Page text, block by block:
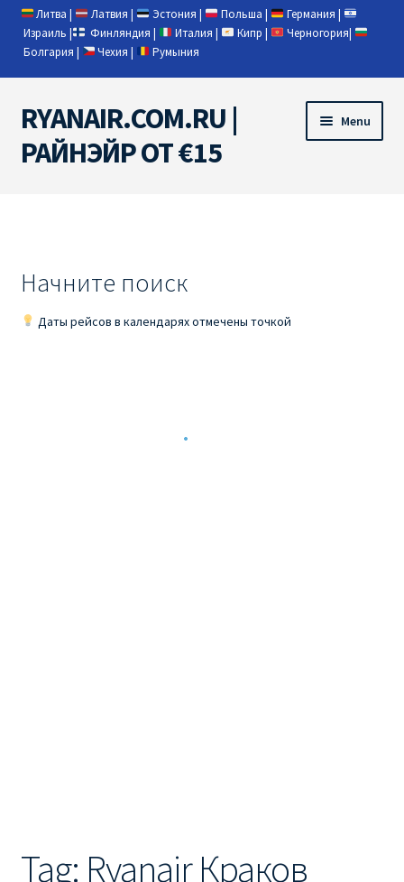
Литва | Латвия | Эстония | Польша | Германия |
Израиль | Финляндия | Италия | Кипр | Черногория|
Болгария | Чехия | Румыния
Skip
to
navigation
Skip
to
content
RYANAIR.COM.RU |
РАЙНЭЙР ОТ €15
Menu
RYANAIR PL ОТ € 9
RYANAIR ИЗ РИГИ
Начните поиск
Даты рейсов в календарях отмечены точкой
Tag: Ryanair Краков